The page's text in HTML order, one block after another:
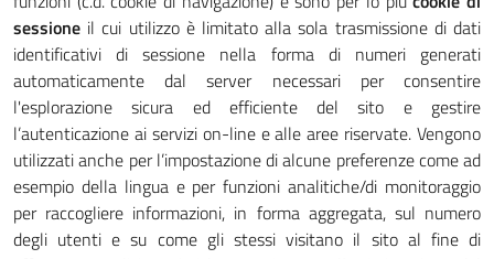
sessione il cui utilizzo è limitato alla sola trasmissione di dati
identificativi di sessione nella forma di numeri generati
automaticamente dal server necessari per consentire
l'esplorazione sicura ed efficiente del sito e gestire
l’autenticazione ai servizi on-line e alle aree riservate. Vengono
utilizzati anche per l’impostazione di alcune preferenze come ad
esempio della lingua e per funzioni analitiche/di monitoraggio
per raccogliere informazioni, in forma aggregata, sul numero
degli utenti e su come gli stessi visitano il sito al fine di